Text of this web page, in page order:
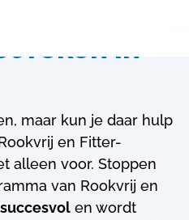
roken in
maar kun je daar hulp
en Fitter-
alleen voor. Stoppen
van Rookvrij en
succesvol en wordt